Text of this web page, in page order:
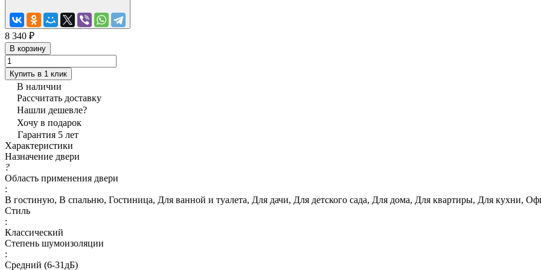
8 340 ₽
В корзину
Купить в 1 клик
В наличии
Рассчитать доставку
Нашли дешевле?
Хочу в подарок
Гарантия 5 лет
Характеристики
Назначение двери
?
Область применения двери
:
В гостиную, В спальню, Гостиница, Для ванной и туалета, Для дачи, Для детского сада, Для дома, Для квартиры, Для кухни,
Стиль
:
Классический
Степень шумоизоляции
:
Средний (6-31дБ)